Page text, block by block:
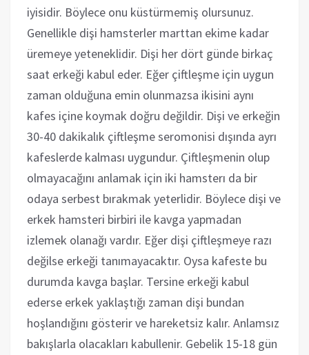
iyisidir. Böylece onu küstürmemiş olursunuz.
Genellikle dişi hamsterler marttan ekime kadar
üremeye yeteneklidir. Dişi her dört günde birkaç
saat erkeği kabul eder. Eğer çiftleşme için uygun
zaman olduğuna emin olunmazsa ikisini aynı
kafes içine koymak doğru değildir. Dişi ve erkeğin
30-40 dakikalık çiftleşme seromonisi dışında ayrı
kafeslerde kalması uygundur. Çiftleşmenin olup
olmayacağını anlamak için iki hamsterı da bir
odaya serbest bırakmak yeterlidir. Böylece dişi ve
erkek hamsteri birbiri ile kavga yapmadan
izlemek olanağı vardır. Eğer dişi çiftleşmeye razı
değilse erkeği tanımayacaktır. Oysa kafeste bu
durumda kavga başlar. Tersine erkeği kabul
ederse erkek yaklaştığı zaman dişi bundan
hoşlandığını gösterir ve hareketsiz kalır. Anlamsız
bakışlarla olacakları kabullenir. Gebelik 15-18 gün